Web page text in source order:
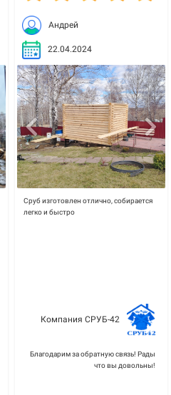
Андрей
22.04.2024
Сруб изготовлен отлично, собирается
легко и быстро
Компания СРУБ-42
Благодарим за обратную связь! Рады
что вы довольны!